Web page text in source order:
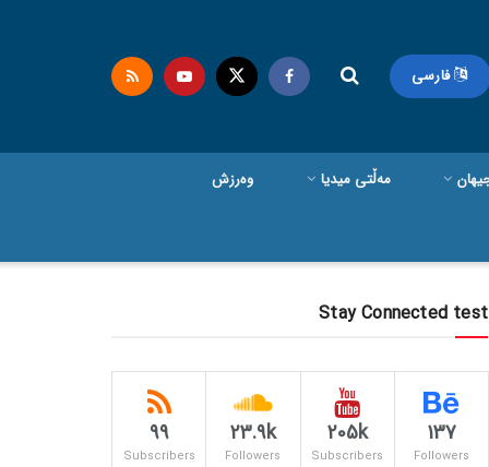
فارسی
مەڵتی میدیا وەرزش
Stay Connected test
137
Followers
205k
Subscribers
23.9k
Followers
99
Subscribers